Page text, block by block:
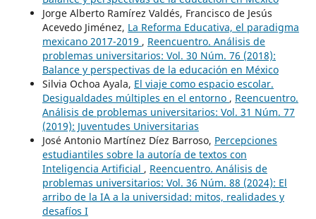
Jorge Alberto Ramírez Valdés, Francisco de Jesús
Acevedo Jiménez, La Reforma Educativa, el paradigma
mexicano 2017-2019 , Reencuentro. Análisis de
problemas universitarios: Vol. 30 Núm. 76 (2018):
Balance y perspectivas de la educación en México
Silvia Ochoa Ayala, El viaje como espacio escolar.
Desigualdades múltiples en el entorno , Reencuentro.
Análisis de problemas universitarios: Vol. 31 Núm. 77
(2019): Juventudes Universitarias
José Antonio Martínez Díez Barroso, Percepciones
estudiantiles sobre la autoría de textos con
Inteligencia Artificial , Reencuentro. Análisis de
problemas universitarios: Vol. 36 Núm. 88 (2024): El
arribo de la IA a la universidad: mitos, realidades y
desafíos I